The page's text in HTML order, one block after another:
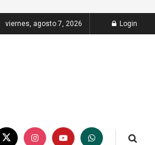
viernes, agosto 7, 2026 Login